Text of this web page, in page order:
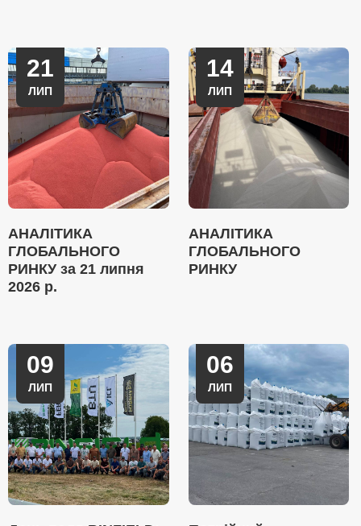
21
ЛИП
АНАЛІТИКА
ГЛОБАЛЬНОГО
РИНКУ за 21 липня
2026 р.
14
ЛИП
АНАЛІТИКА
ГЛОБАЛЬНОГО
РИНКУ
09
ЛИП
06
ЛИП